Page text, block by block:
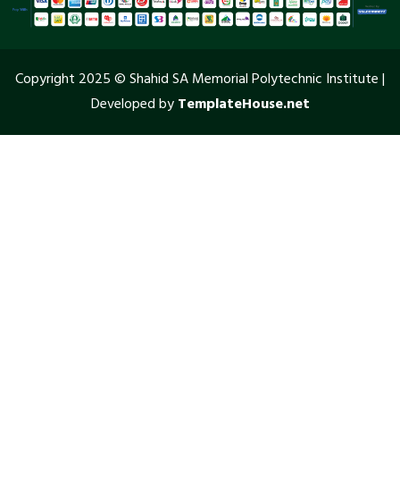
Copyright 2025 © Shahid SA Memorial Polytechnic Institute |
Developed byTemplateHouse.net